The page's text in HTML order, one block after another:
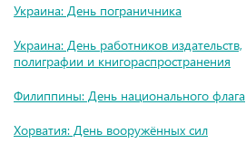
Украина: День пограничника
Украина: День работников издательств,
полиграфии и книгораспространения
Филиппины: День национального флага
Хорватия: День вооружённых сил